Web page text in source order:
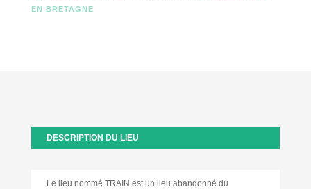
EN BRETAGNE
DESCRIPTION DU LIEU
Le lieu nommé TRAIN est un lieu abandonné du